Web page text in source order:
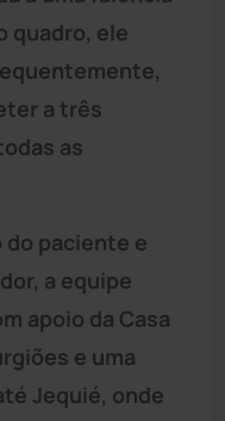
quadro, ele
a três
as
paciente e
a equipe
apoio da Casa
e uma
Jequié, onde